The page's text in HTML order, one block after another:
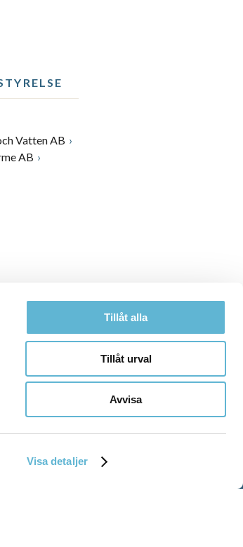
Visa detaljer
Tillåt alla
Tillåt urval
Avvisa
Vatten AB
AB